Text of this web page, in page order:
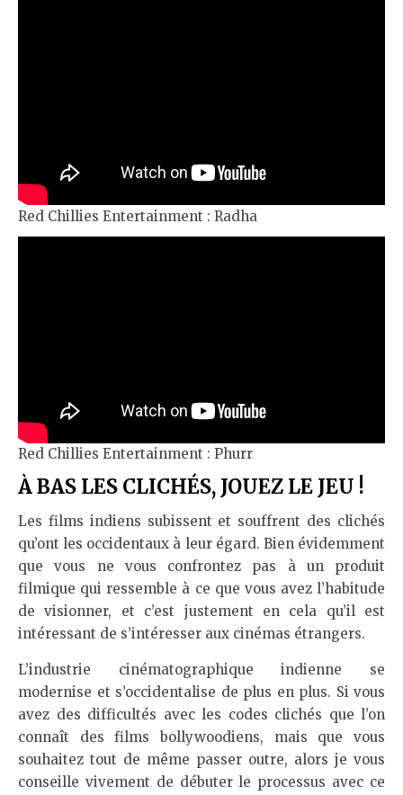
Red Chillies Entertainment : Radha
Red Chillies Entertainment : Phurr
À BAS LES CLICHÉS, JOUEZ LE JEU !
Les films indiens subissent et souffrent des clichés
qu’ont les occidentaux à leur égard. Bien évidemment
que vous ne vous confrontez pas à un produit
filmique qui ressemble à ce que vous avez l’habitude
de visionner, et c’est justement en cela qu’il est
intéressant de s’intéresser aux cinémas étrangers.
L’industrie cinématographique indienne se
modernise et s’occidentalise de plus en plus. Si vous
avez des difficultés avec les codes clichés que l’on
connaît des films bollywoodiens, mais que vous
souhaitez tout de même passer outre, alors je vous
conseille vivement de débuter le processus avec ce